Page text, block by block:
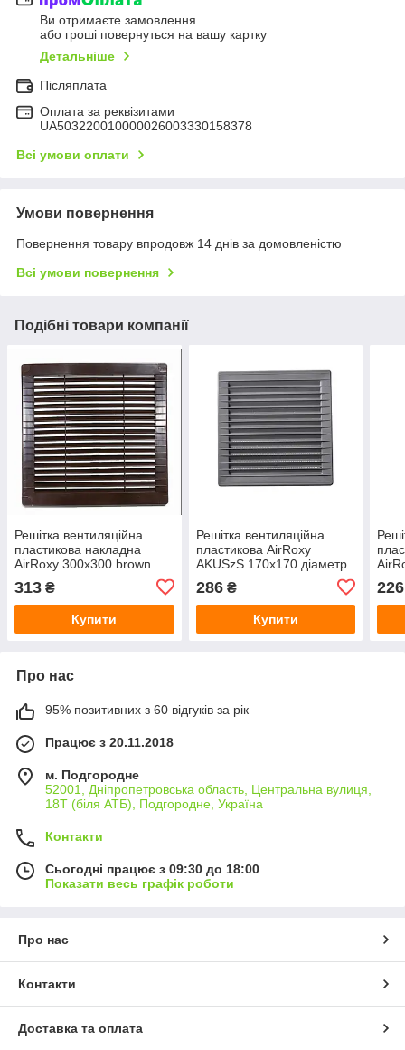
Ви отримаєте замовлення
або гроші повернуться на вашу картку
Детальніше
Післяплата
Оплата за реквізитами
UA503220010000026003330158378
Всі умови оплати
Умови повернення
Повернення товару впродовж 14 днів за домовленістю
Всі умови повернення
Подібні товари компанії
Решітка вентиляційна
пластикова накладна
AirRoxy 300x300 brown
313 ₴
Купити
Решітка вентиляційна
пластикова AirRoxy
AKUSzS 170x170 діаметр
286₴
Купити
226
Про нас
95% позитивних з 60 відгуків за рік
Працює з 20.11.2018
м. Подгородне
52001, Дніпропетровська область, Центральна вулиця,
18Т (біля АТБ), Подгородне, Україна
Контакти
Сьогодні працює з 09:30 до 18:00
Показати весь графік роботи
Про нас
Контакти
Доставка та оплата